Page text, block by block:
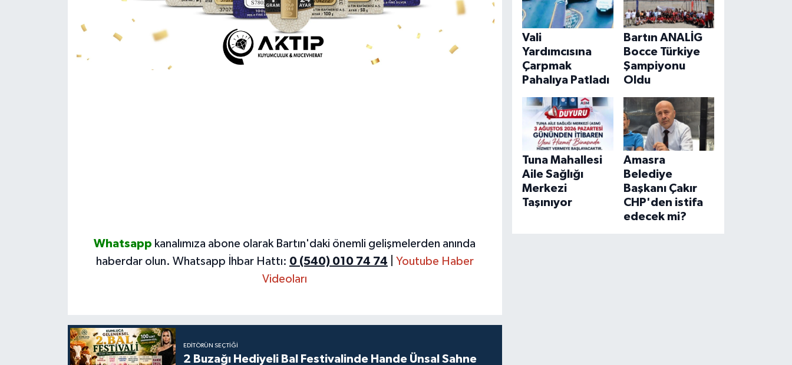
Whatsapp kanalımıza abone olarak Bartın'daki önemli gelişmelerden anında
haberdar olun. Whatsapp İhbar Hattı: 0 (540) 010 74 74
Youtube Haber
Videoları
EDITÖRÜN SEÇTIĞI
2 Buzağı Hediyeli Bal Festivalinde Hande Ünsal Sahne
Vali
Yardımcısına
Çarpmak
Pahalıya Patladı
Bartın ANALİG
Bocce Türkiye
Şampiyonu
Oldu
Tuna Mahallesi
Aile Sağlığı
Merkezi
Taşınıyor
Amasra
Belediye
Başkanı Çakır
CHP'den istifa
edecek mi?